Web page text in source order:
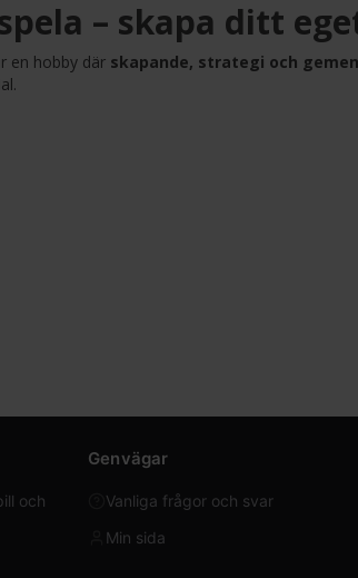
– skapa ditt
en hobby där skapande, strategi och
och
Genvägar
Vanliga frågor och svar
Min sida